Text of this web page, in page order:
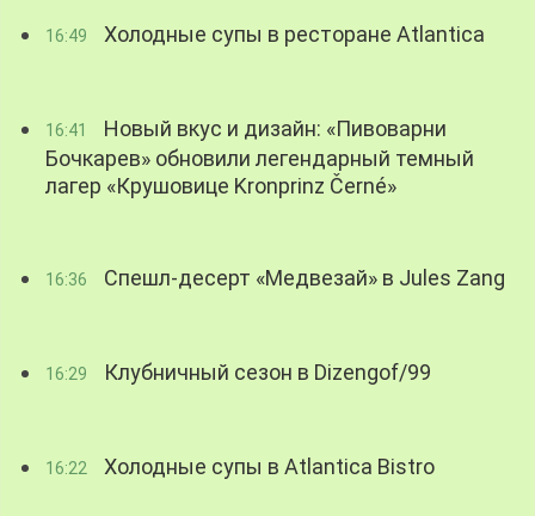
16:49 Холодные супы в ресторане Atlantica
16:41
Новый вкус и дизайн: «Пивоварни
Бочкарев» обновили легендарный темный
лагер «Крушовице Kronprinz Černé»
16:36 Спешл-десерт «Медвезай» в Jules Zang
16:29 Клубничный сезон в Dizengof/99
16:22 Холодные супы в Atlantica Bistro